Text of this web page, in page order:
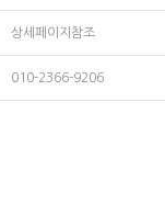
상세페이지참조
010-2366-9206